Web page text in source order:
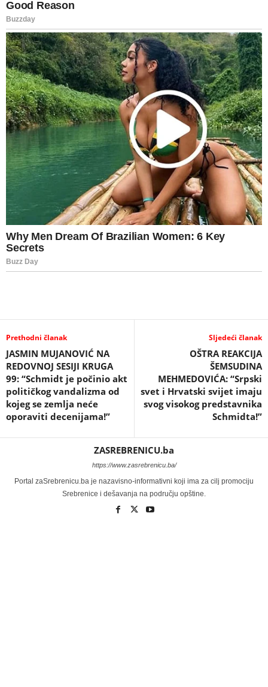
Prethodni članak
JASMIN MUJANOVIĆ NA
REDOVNOJ SESIJI KRUGA
99: “Schmidt je počinio akt
političkog vandalizma od
kojeg se zemlja neće
oporaviti decenijama!”
Sljedeći članak
OŠTRA REAKCIJA
ŠEMSUDINA
MEHMEDOVIĆA: “Srpski
svet i Hrvatski svijet imaju
svog visokog predstavnika
Schmidta!”
ZASREBRENICU.ba
https://www.zasrebrenicu.ba/
Portal zaSrebrenicu.ba je nazavisno-informativni koji ima za cilj promociju
Srebrenice i dešavanja na području opštine.